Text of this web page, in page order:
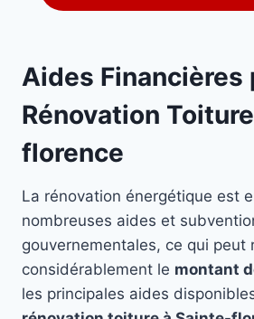
Aides Financières
Rénovation
florence
La rénovation énergétique est
nombreuses aides et
gouvernementales, ce qui peut
considérablement le montant
les principales aides